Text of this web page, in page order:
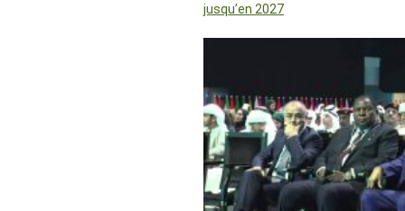
jusqu’en 2027